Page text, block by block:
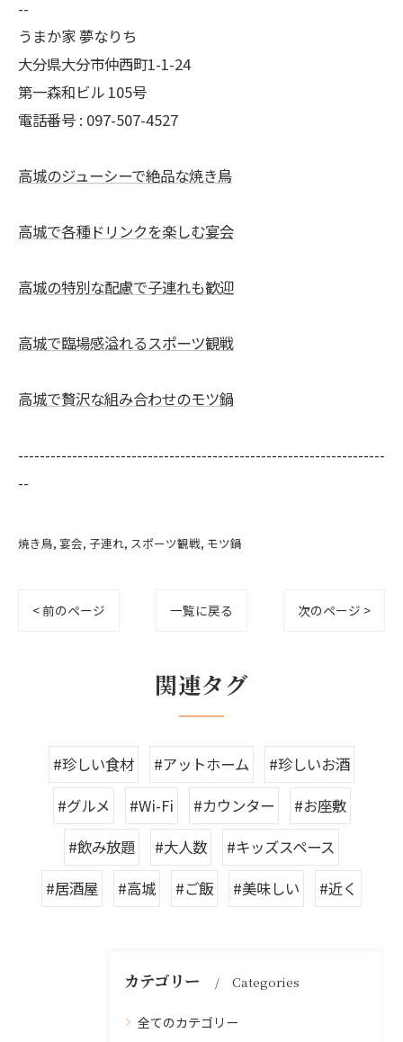
--
うまか家 夢なりち
大分県大分市仲西町1-1-24
第一森和ビル 105号
電話番号 : 097-507-4527
高城のジューシーで絶品な焼き鳥
高城で各種ドリンクを楽しむ宴会
高城の特別な配慮で子連れも歓迎
高城で臨場感溢れるスポーツ観戦
高城で贅沢な組み合わせのモツ鍋
--------------------------------------------------------------------
--
焼き鳥 宴会 子連れ スポーツ観戦 モツ鍋
< 前のページ 一覧に戻る 次のページ >
関連タグ
#珍しい食材 #アットホーム
#珍しいお酒
#グルメ
#Wi-Fi #カウンター
#お座敷
#飲み放題
#大人数
#キッズスペース
#居酒屋
#高城 #ご飯 #美味しい #近く
カテゴリー Categories
全てのカテゴリー